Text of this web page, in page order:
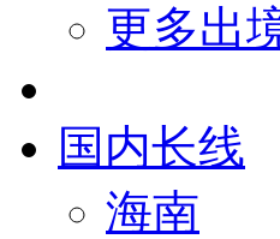
更多出
国内长线
海南